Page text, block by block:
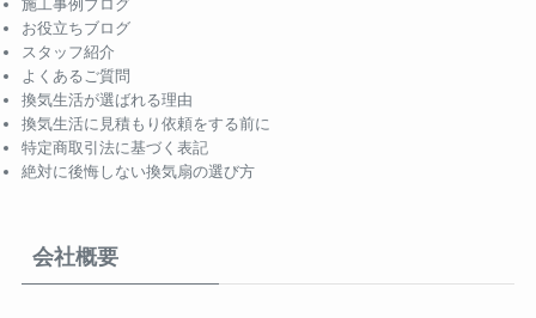
施工事例ブログ
お役立ちブログ
スタッフ紹介
よくあるご質問
換気生活が選ばれる理由
換気生活に見積もり依頼をする前に
特定商取引法に基づく表記
絶対に後悔しない換気扇の選び方
会社概要